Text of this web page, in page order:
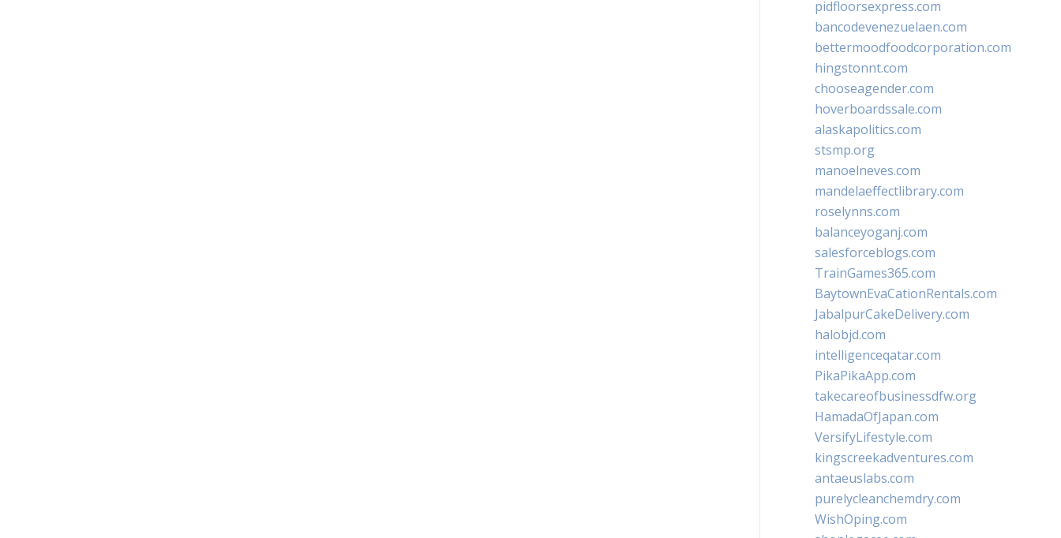
pidfloorsexpress.com
bancodevenezuelaen.com
bettermoodfoodcorporation.com
hingstonnt.com
chooseagender.com
hoverboardssale.com
alaskapolitics.com
stsmp.org
manoelneves.com
mandelaeffectlibrary.com
roselynns.com
balanceyoganj.com
salesforceblogs.com
TrainGames365.com
BaytownEvaCationRentals.com
JabalpurCakeDelivery.com
halobjd.com
intelligenceqatar.com
PikaPikaApp.com
takecareofbusinessdfw.org
HamadaOfJapan.com
VersifyLifestyle.com
kingscreekadventures.com
antaeuslabs.com
purelycleanchemdry.com
WishOping.com